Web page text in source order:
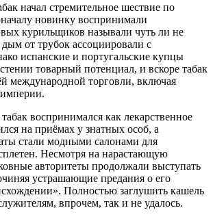
начал стремительное шествие по
новинку воспринимали
курильщиков называли чуть ли не
дым от трубок ассоциировали с
испанские и португальские купцы
товарный потенциал, и вскоре табак
международной торговли, включая
воспринимался как лекарственное
на приёмах у знатных особ, а
стали модными салонами для
Несмотря на нарастающую
авторитеты продолжали выступать
устрашающие предания о его
Полностью заглушить кашель
впрочем, так и не удалось.